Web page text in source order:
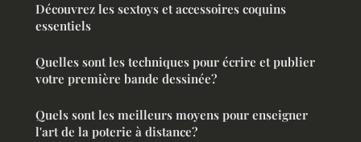
Découvrez les sextoys et accessoires coquins
essentiels
Quelles sont les techniques pour écrire et publier
votre première bande dessinée?
Quels sont les meilleurs moyens pour enseigner
l'art de la poterie à distance?